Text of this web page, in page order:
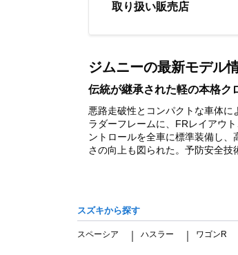
取り扱い販売店
0
ジムニーの最新モデル
伝統が継承された軽の本格ク
悪路走破性とコンパクトな車体
ラダーフレームに、FRレイアウ
ントロールを全車に標準装備し
さの向上も図られた。予防安全技
スズキから探す
スペーシア ハスラー ワゴンR